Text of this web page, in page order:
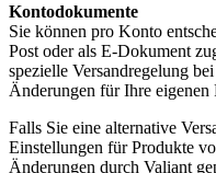
Kontodokumente
Sie können pro Konto
Post oder als E-Dokument
spezielle Versandregelung
Änderungen für Ihre
Falls Sie eine alternative
Einstellungen für Produkte
Änderungen durch Valiant